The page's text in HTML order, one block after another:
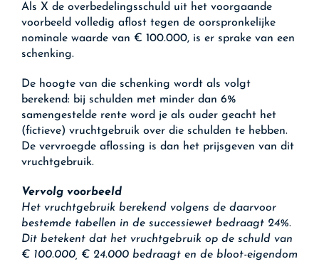
Als X de overbedelingsschuld uit het voorgaande
voorbeeld volledig aflost tegen de oorspronkelijke
nominale waarde van € 100.000, is er sprake van een
schenking.
De hoogte van die schenking wordt als volgt
berekend: bij schulden met minder dan 6%
samengestelde rente word je als ouder geacht het
(fictieve) vruchtgebruik over die schulden te hebben.
De vervroegde aflossing is dan het prijsgeven van dit
vruchtgebruik.
Vervolg voorbeeld
Het vruchtgebruik berekend volgens de daarvoor
bestemde tabellen in de successiewet bedraagt 24%.
Dit betekent dat het vruchtgebruik op de schuld van
€ 100.000, € 24.000 bedraagt en de bloot-eigendom